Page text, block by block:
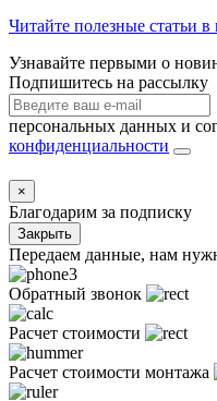
Читайте полезные статьи
Узнавайте первыми о
Подпишитесь на рассылку
персональных данных и
конфиденциальности
×
Благодарим за подписку
Закрыть
Передаем данные, нам
Обратный звонок
Расчет стоимости
Расчет стоимости монтажа